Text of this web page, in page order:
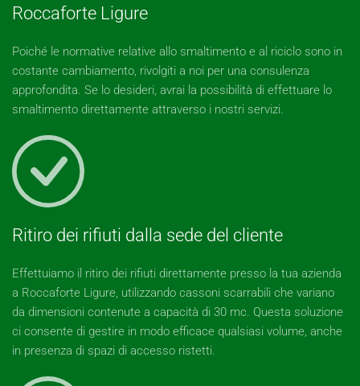
Roccaforte Ligure
Poiché le normative relative allo smaltimento e al riciclo sono in
costante cambiamento, rivolgiti a noi per una consulenza
approfondita. Se lo desideri, avrai la possibilità di effettuare lo
smaltimento direttamente attraverso i nostri servizi.
Ritiro dei rifiuti dalla sede del cliente
Effettuiamo il ritiro dei rifiuti direttamente presso la tua azienda
a Roccaforte Ligure, utilizzando cassoni scarrabili che variano
da dimensioni contenute a capacità di 30 mc. Questa soluzione
ci consente di gestire in modo efficace qualsiasi volume, anche
in presenza di spazi di accesso ristetti.